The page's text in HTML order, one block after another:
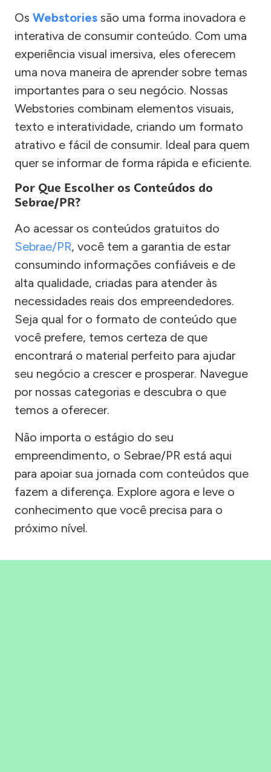
Os Webstories são uma forma inovadora e
interativa de consumir conteúdo. Com uma
experiência visual imersiva, eles oferecem
uma nova maneira de aprender sobre temas
importantes para o seu negócio. Nossas
Webstories combinam elementos visuais,
texto e interatividade, criando um formato
atrativo e fácil de consumir. Ideal para quem
quer se informar de forma rápida e eficiente.
Por Que Escolher os Conteúdos do
Sebrae/PR?
Ao acessar os conteúdos gratuitos do
Sebrae/PR, você tem a garantia de estar
consumindo informações confiáveis e de
alta qualidade, criadas para atender às
necessidades reais dos empreendedores.
Seja qual for o formato de conteúdo que
você prefere, temos certeza de que
encontrará o material perfeito para ajudar
seu negócio a crescer e prosperar. Navegue
por nossas categorias e descubra o que
temos a oferecer.
Não importa o estágio do seu
empreendimento, o Sebrae/PR está aqui
para apoiar sua jornada com conteúdos que
fazem a diferença. Explore agora e leve o
conhecimento que você precisa para o
próximo nível.